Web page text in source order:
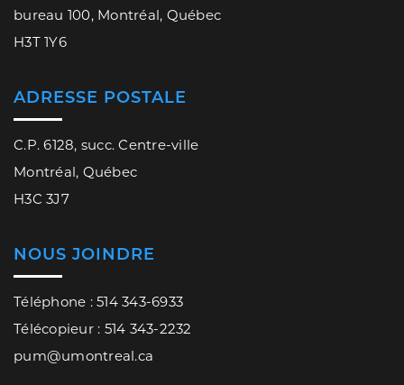
bureau 100, Montréal, Québec
H3T 1Y6
ADRESSE POSTALE
C.P. 6128, succ. Centre-ville
Montréal, Québec
H3C 3J7
NOUS JOINDRE
Téléphone : 514 343-6933
Télécopieur : 514 343-2232
pum@umontreal.ca